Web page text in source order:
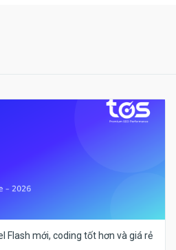
Flash mới, coding tốt hơn và giá rẻ